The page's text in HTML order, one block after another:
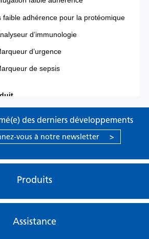
des derniers développements
vous à notre newsletter >
Produits
Assistance